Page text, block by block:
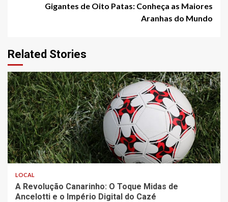
Gigantes de Oito Patas: Conheça as Maiores
Aranhas do Mundo
Related Stories
4 min read
LOCAL
A Revolução Canarinho: O Toque Midas de
Ancelotti e o Império Digital do Cazé